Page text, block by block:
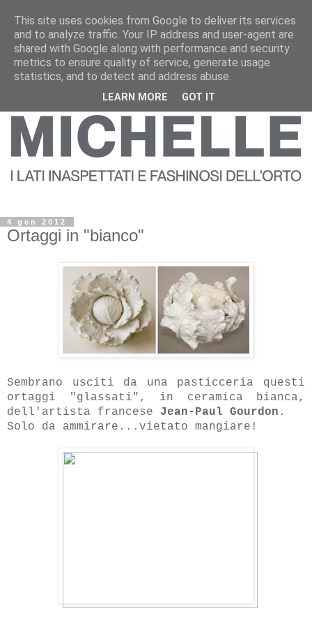
4 gen 2012
Ortaggi in "bianco"
Sembrano usciti da una pasticceria questi
ortaggi "glassati", in ceramica bianca,
dell'artista francese Jean-Paul Gourdon .
Solo da ammirare...vietato mangiare!
This site uses cookies from Google to deliver its services
and to analyze traffic. Your IP address and user-agent are
shared with Google along with performance and security
metrics to ensure quality of service, generate usage
statistics, and to detect and address abuse.
LEARN MORE GOT IT